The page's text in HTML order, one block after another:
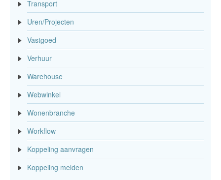
Transport
Uren/Projecten
Vastgoed
Verhuur
Warehouse
Webwinkel
Wonenbranche
Workflow
Koppeling aanvragen
Koppeling melden